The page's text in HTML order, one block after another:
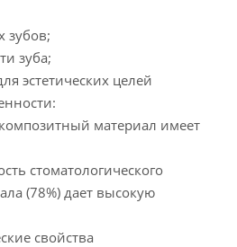
зубов;
зуба;
эстетических целей
материал имеет
стоматологического
(78%) дает высокую
свойства